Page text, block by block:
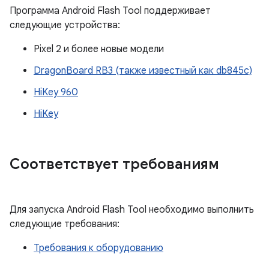
Программа Android Flash Tool поддерживает
следующие устройства:
Pixel 2 и более новые модели
DragonBoard RB3 (также известный как db845c)
HiKey 960
HiKey
Соответствует требованиям
Для запуска Android Flash Tool необходимо выполнить
следующие требования:
Требования к оборудованию